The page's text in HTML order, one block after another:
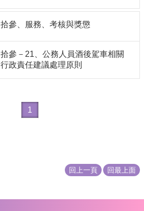
拾參、服務、考核與獎懲
拾參－21、公務人員酒後駕車相關
行政責任建議處理原則
1
回上一頁 回最上面